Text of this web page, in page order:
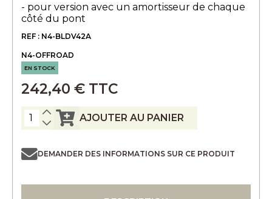
- pour version avec un amortisseur de chaque
côté du pont
REF : N4-BLDV42A
N4-OFFROAD
EN STOCK
242,40 € TTC
AJOUTER AU PANIER
DEMANDER DES INFORMATIONS SUR CE PRODUIT